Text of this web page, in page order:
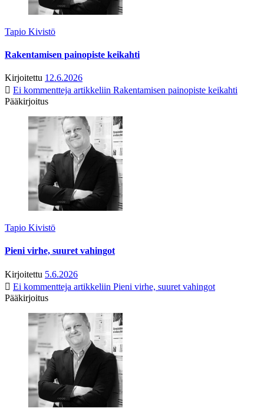
Tapio Kivistö
Rakentamisen painopiste keikahti
Kirjoitettu 12.6.2026
Ei kommentteja artikkeliin Rakentamisen painopiste keikahti
Pääkirjoitus
Tapio Kivistö
Pieni virhe, suuret vahingot
Kirjoitettu 5.6.2026
Ei kommentteja artikkeliin Pieni virhe, suuret vahingot
Pääkirjoitus